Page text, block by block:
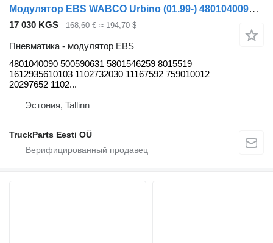
Модулятор EBS WABCO Urbino (01.99-) 4801040090 для автобуса Solaris Urbino, Alpino, Vacanza (1999-)
17 030 KGS 168,60 € ≈ 194,70 $
Пневматика - модулятор EBS
4801040090 500590631 5801546259 8015519
1612935610103 1102732030 11167592 759010012
20297652 1102...
Эстония, Tallinn
TruckParts Eesti OÜ